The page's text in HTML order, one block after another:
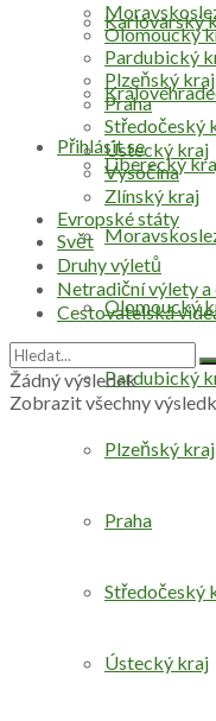
Přihlásit se
Karlovarský
Liberecký
Olomoucký
Pardubický
Plzeňský kraj
Praha
Středočeský
Ústecký kraj
Olomoucký
Pardubický
Plzeňský kraj
Praha
Středočeský
Ústecký kraj
Vysočina
Zlínský kraj
Evropské státy
Svět
Druhy výletů
Netradiční výlety a
Cestovatelská
Žádný výsledek
Zobrazit všechny